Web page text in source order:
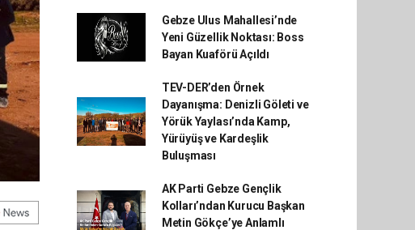
Gebze Ulus Mahallesi’nde
Yeni Güzellik Noktası: Boss
Bayan Kuaförü Açıldı
TEV-DER’den Örnek
Dayanışma: Denizli Göleti ve
Yörük Yaylası’nda Kamp,
Yürüyüş ve Kardeşlik
Buluşması
AK Parti Gebze Gençlik
Kolları’ndan Kurucu Başkan
Metin Gökçe’ye Anlamlı